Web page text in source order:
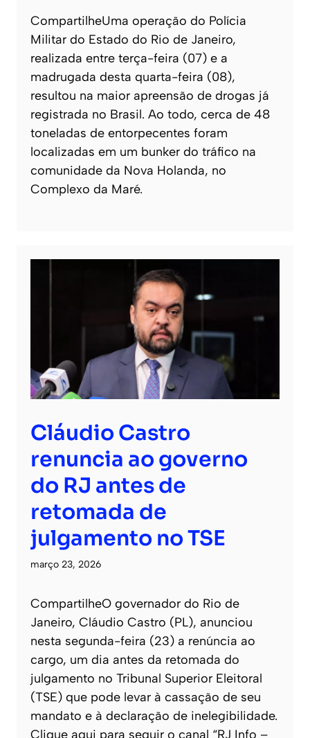
CompartilheUma operação do Polícia
Militar do Estado do Rio de Janeiro,
realizada entre terça-feira (07) e a
madrugada desta quarta-feira (08),
resultou na maior apreensão de drogas já
registrada no Brasil. Ao todo, cerca de 48
toneladas de entorpecentes foram
localizadas em um bunker do tráfico na
comunidade da Nova Holanda, no
Complexo da Maré.
Cláudio Castro
renuncia ao governo
do RJ antes de
retomada de
julgamento no TSE
março 23, 2026
CompartilheO governador do Rio de
Janeiro, Cláudio Castro (PL), anunciou
nesta segunda-feira (23) a renúncia ao
cargo, um dia antes da retomada do
julgamento no Tribunal Superior Eleitoral
(TSE) que pode levar à cassação de seu
mandato e à declaração de inelegibilidade.
Clique aqui para seguir o canal “RJ Info –